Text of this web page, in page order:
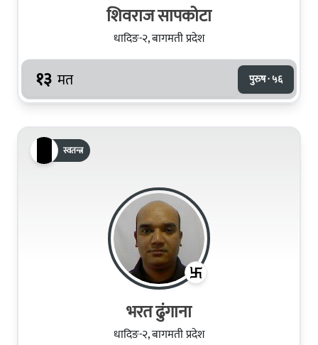
शिवराज सापकोटा
धादिङ-२, बागमती प्रदेश
१३ मत पुरुष · ५६
स्वतन्त्र
भरत ढुं‌गाना
धादिङ-२, बागमती प्रदेश